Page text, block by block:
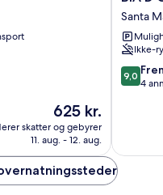
Prisen
625 kr.
625 kr.
skatter og gebyrer
11. aug. - 12. aug.
D'Olaf
Santa
Maria
Santa
Ikke-
9.0
ud
9,0
4